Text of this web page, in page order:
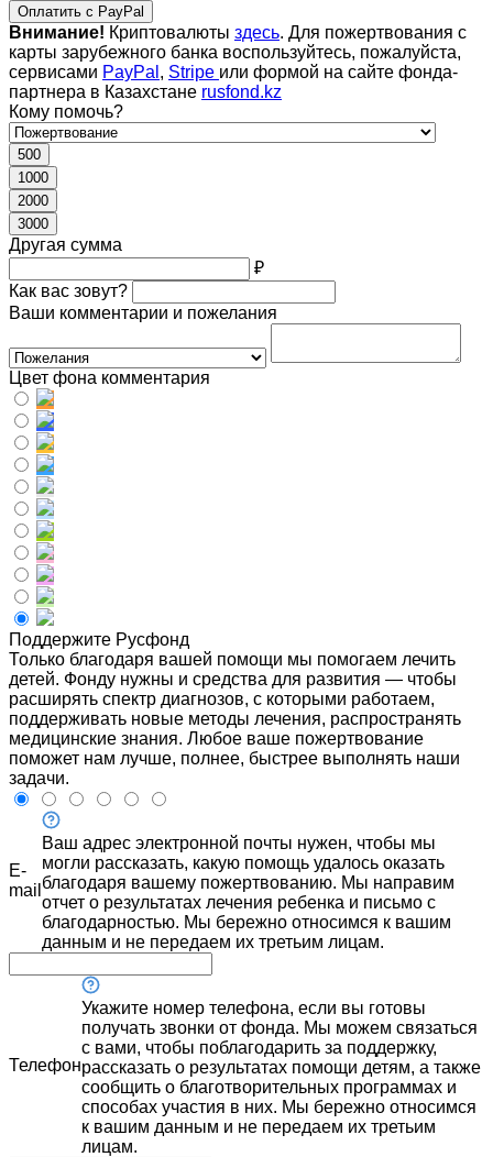
Оплатить с PayPal
Внимание! Криптовалюты здесь. Для пожертвования с
карты зарубежного банка воспользуйтесь, пожалуйста,
сервисами PayPal , Stripe или формой на сайте фонда-
партнера в Казахстане rusfond.kz
Кому помочь?
500
1000
2000
3000
Другая сумма
₽
Как вас зовут?
Ваши комментарии и пожелания
Цвет фона комментария
Поддержите Русфонд
Только благодаря вашей помощи мы помогаем лечить
детей. Фонду нужны и средства для развития — чтобы
расширять спектр диагнозов, с которыми работаем,
поддерживать новые методы лечения, распространять
медицинские знания. Любое ваше пожертвование
поможет нам лучше, полнее, быстрее выполнять наши
задачи.
E-
mail
Ваш адрес электронной почты нужен, чтобы мы
могли рассказать, какую помощь удалось оказать
благодаря вашему пожертвованию. Мы направим
отчет о результатах лечения ребенка и письмо с
благодарностью. Мы бережно относимся к вашим
данным и не передаем их третьим лицам.
Телефон
Укажите номер телефона, если вы готовы
получать звонки от фонда. Мы можем связаться
с вами, чтобы поблагодарить за поддержку,
рассказать о результатах помощи детям, а также
сообщить о благотворительных программах и
способах участия в них. Мы бережно относимся
к вашим данным и не передаем их третьим
лицам.